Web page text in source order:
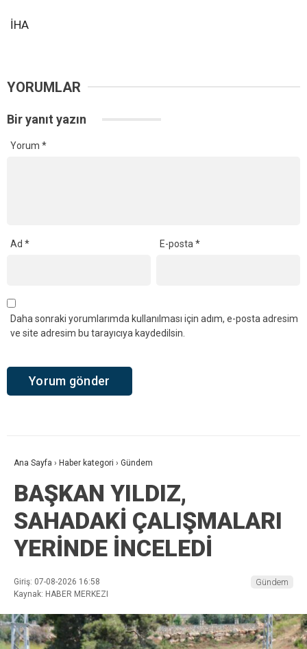
İHA
YORUMLAR
Bir yanıt yazın
Yorum *
Ad * E-posta*
Daha sonraki yorumlarımda kullanılması için adım, e-posta adresim
ve site adresim bu tarayıcıya kaydedilsin.
Ana Sayfa › Haber kategori › Gündem
BAŞKAN YILDIZ,
SAHADAKİ ÇALIŞMALARI
YERİNDE İNCELEDİ
Giriş: 07-08-2026 16:58
Kaynak: HABER MERKEZI
Gündem